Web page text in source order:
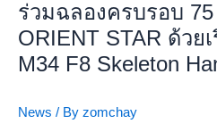
ร่วมฉลองครบรอบ
ORIENT STAR ด้วย
M34 F8 Skeleton
News / By zomchay
ครบ
รอบ
75
ปี
ยิ่ง